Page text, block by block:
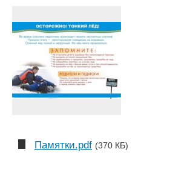
Памятки.pdf (370 КБ)